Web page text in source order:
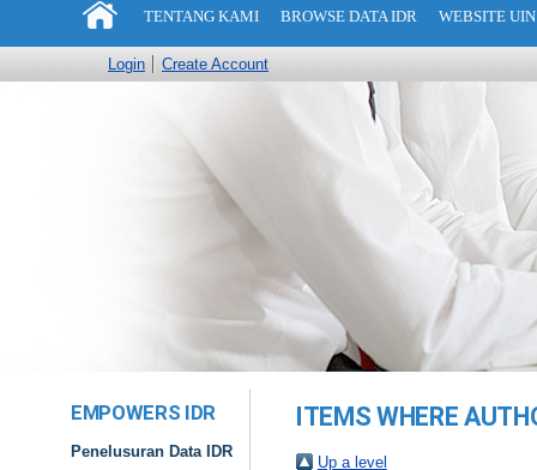
TENTANG KAMI BROWSE DATA IDR WEBSITE
Login Create Account
EMPOWERS IDR
Penelusuran Data IDR
ITEMS WHERE
Up a level